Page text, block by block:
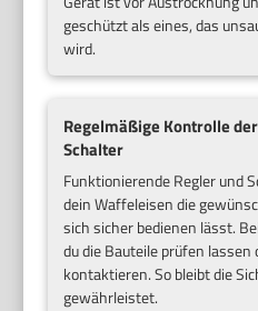
geschützt als eines, das
wird.
Regelmäßige Kontrolle
Schalter
Funktionierende Regler und
dein Waffeleisen die
sich sicher bedienen lässt.
du die Bauteile prüfen
kontaktieren. So bleibt die
gewährleistet.